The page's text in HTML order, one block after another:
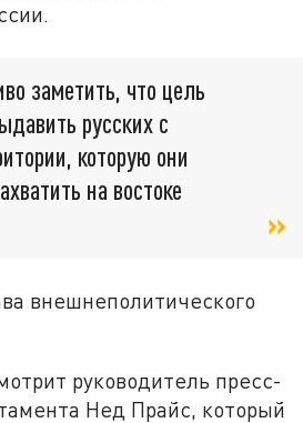
заметить, что цель
русских с
которую они
на востоке
внешнеполитического
руководитель пресс-
Нед Прайс, который